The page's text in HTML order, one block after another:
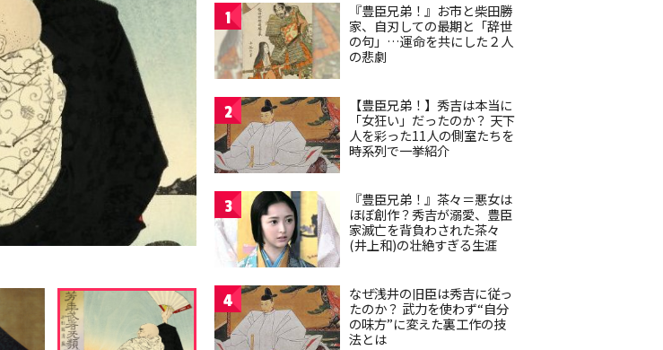
1
『豊臣兄弟！』お市と柴田勝
家、自刃しての最期と「辞世
の句」…運命を共にした２人
の悲劇
2
【豊臣兄弟！】秀吉は本当に
「女狂い」だったのか？ 天下
人を彩った11人の側室たちを
時系列で一挙紹介
3
『豊臣兄弟！』茶々＝悪女は
ほぼ創作？秀吉が溺愛、豊臣
家滅亡を背負わされた茶々
(井上和)の壮絶すぎる生涯
4
なぜ浅井の旧臣は秀吉に従っ
たのか？ 武力を使わず“自分
の味方”に変えた裏工作の技
法とは